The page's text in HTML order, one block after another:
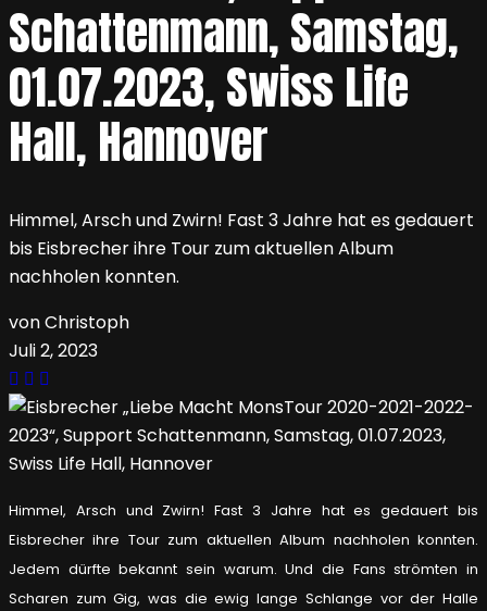
Schattenmann, Samstag,
01.07.2023, Swiss Life
Hall, Hannover
Himmel, Arsch und Zwirn! Fast 3 Jahre hat es gedauert
bis Eisbrecher ihre Tour zum aktuellen Album
nachholen konnten.
von Christoph
Juli 2, 2023
Himmel, Arsch und Zwirn! Fast 3 Jahre hat es gedauert bis
Eisbrecher ihre Tour zum aktuellen Album nachholen konnten.
Jedem dürfte bekannt sein warum. Und die Fans strömten in
Scharen zum Gig, was die ewig lange Schlange vor der Halle